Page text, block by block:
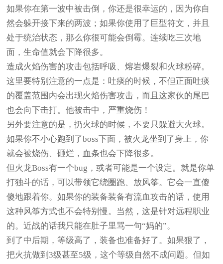
如果你在第一波中被击倒，你还是很幸运的，因为你自
然会躲开接下来的两波；如果你使用了巨型符文，并且
处于统治状态，那么你很可能会倒霉。连续吃三次地
面，生命值就会下降很多。
造成火焰伤害的攻击包括呼吸、熔岩爆裂和火球粉碎。
这里要特别注意的一点是：吐痰的时候，不但正面吐痰
的覆盖范围内会出现火焰伤害攻击，而且这家伙的尾巴
也会向下击打。他被击中，严重烧伤！
另外要注意的是，扔火球的时候，不要只躲避大火球。
如果你不小心跑到了boss下面，被火龙坐到了身上，你
就会被烧伤、砸烂，血条也会下降很多。
但火龙Boss有一个bug，或者可能是一个设定。就是你单
打独斗的话，可以带领它绕圈跑、放风筝。它会一直傻
傻地跟着你。如果你的装备装备有流血攻击的话，使用
这种风筝方式也不会特别慢。当然，这是针对远程职业
的。近战的话我只能在肚子里骂一句“妈的”。
到了中后期，等级高了，装备也准备好了。如果狠了，
把火抗做到3级甚至5级，这个等级自然不成问题。但如